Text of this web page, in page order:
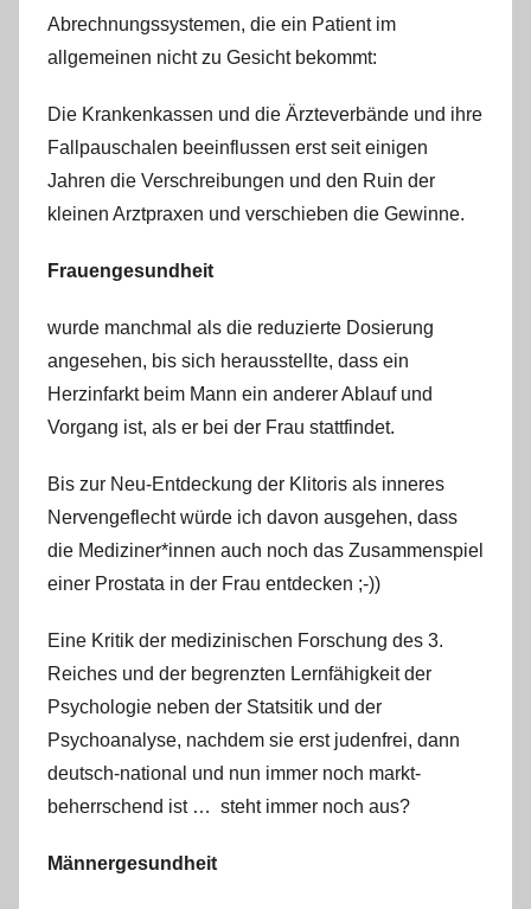
Abrechnungssystemen, die ein Patient im
allgemeinen nicht zu Gesicht bekommt:
Die Krankenkassen und die Ärzteverbände und ihre
Fallpauschalen beeinflussen erst seit einigen
Jahren die Verschreibungen und den Ruin der
kleinen Arztpraxen und verschieben die Gewinne.
Frauengesundheit
wurde manchmal als die reduzierte Dosierung
angesehen, bis sich herausstellte, dass ein
Herzinfarkt beim Mann ein anderer Ablauf und
Vorgang ist, als er bei der Frau stattfindet.
Bis zur Neu-Entdeckung der Klitoris als inneres
Nervengeflecht würde ich davon ausgehen, dass
die Mediziner*innen auch noch das Zusammenspiel
einer Prostata in der Frau entdecken ;-))
Eine Kritik der medizinischen Forschung des 3.
Reiches und der begrenzten Lernfähigkeit der
Psychologie neben der Statsitik und der
Psychoanalyse, nachdem sie erst judenfrei, dann
deutsch-national und nun immer noch markt-
beherrschend ist … steht immer noch aus?
Männergesundheit